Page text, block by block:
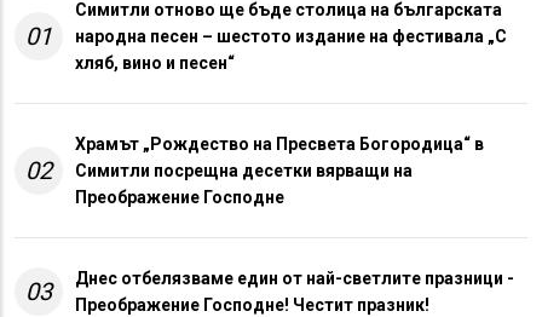
01
Симитли отново ще бъде столица на българската
народна песен – шестото издание на фестивала „С
хляб, вино и песен“
02
Храмът „Рождество на Пресвета Богородица“ в
Симитли посрещна десетки вярващи на
Преображение Господне
03
Днес отбелязваме един от най-светлите празници -
Преображение Господне! Честит празник!